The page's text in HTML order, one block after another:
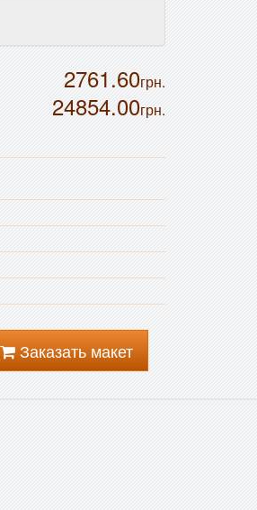
2761.60грн.
24854.00грн.
Заказать макет